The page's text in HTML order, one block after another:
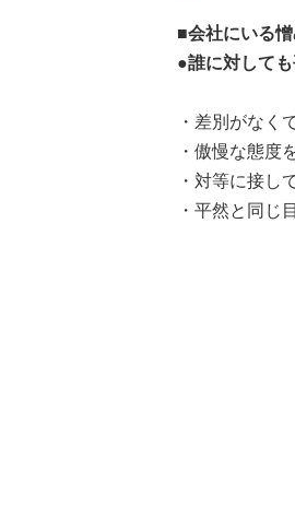
■会社にいる
●誰に対して
・差別がなく
・傲慢な態度
・対等に接し
・平然と同じ